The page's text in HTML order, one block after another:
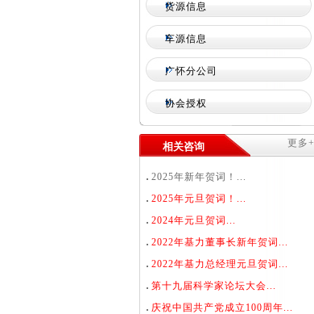
货源信息
车源信息
广怀分公司
协会授权
相关咨询 更多+
2025年新年贺词！...
2025年元旦贺词！...
2024年元旦贺词...
2022年基力董事长新年贺词...
2022年基力总经理元旦贺词...
第十九届科学家论坛大会...
庆祝中国共产党成立100周年...